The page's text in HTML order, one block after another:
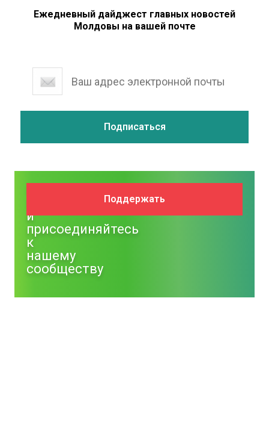
Ежедневный дайджест главных новостей
Молдовы на вашей почте
и
присоединяйтесь
к
нашему
сообществу
Поддержать